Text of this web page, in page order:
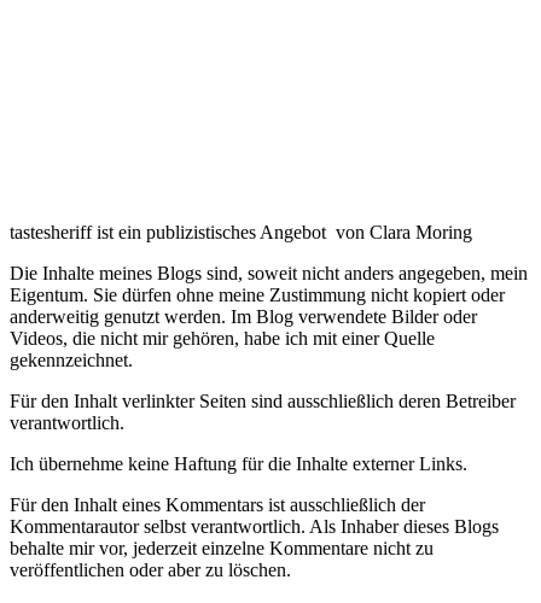
tastesheriff ist ein publizistisches Angebot von Clara Moring
Die Inhalte meines Blogs sind, soweit nicht anders angegeben, mein
Eigentum. Sie dürfen ohne meine Zustimmung nicht kopiert oder
anderweitig genutzt werden. Im Blog verwendete Bilder oder
Videos, die nicht mir gehören, habe ich mit einer Quelle
gekennzeichnet.
Für den Inhalt verlinkter Seiten sind ausschließlich deren Betreiber
verantwortlich.
Ich übernehme keine Haftung für die Inhalte externer Links.
Für den Inhalt eines Kommentars ist ausschließlich der
Kommentarautor selbst verantwortlich. Als Inhaber dieses Blogs
behalte mir vor, jederzeit einzelne Kommentare nicht zu
veröffentlichen oder aber zu löschen.